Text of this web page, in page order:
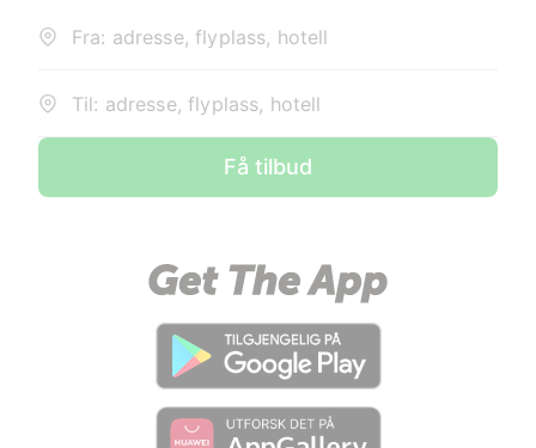
Fra: adresse, flyplass, hotell
Til: adresse, flyplass, hotell
Få tilbud